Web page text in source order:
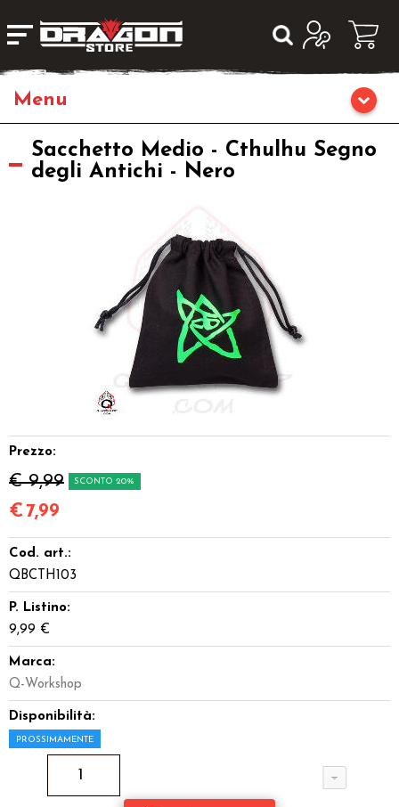
Giochi da Tavolo
Giochi di Carte Collezionabili
Giocattoli e Gadget
Offerte del Dragone
Sacchetto Medio - Cthulhu Segno
degli Antichi - Nero
Prezzo:
€ 9,99 SCONTO 20%
€ 7,99
Cod. art.:
QBCTH103
P. Listino:
9,99 €
Marca:
Q-Workshop
Disponibilità:
PROSSIMAMENTE